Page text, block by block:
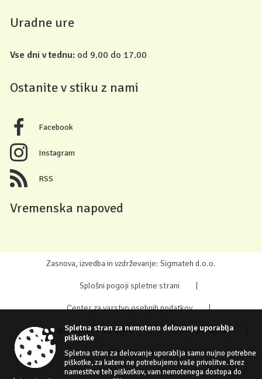
Uradne ure
Vse dni v tednu: od 9.00 do 17.00
Ostanite v stiku z nami
Facebook
Instagram
RSS
Vremenska napoved
Zasnova, izvedba in vzdrževanje: Sigmateh d.o.o.
Splošni pogoji spletne strani |
Center za varstvo osebnih podatkov |
Izjava o dostopnosti (ZDSMA) | Politika piškotkov
Kazalo strani
Spletna stran za nemoteno delovanje uporablja
piškotke
Spletna stran za delovanje uporablja samo nujno potrebne
piškotke, za katere ne potrebujemo vaše privolitve. Brez
namestitve teh piškotkov, vam nemotenega dostopa do